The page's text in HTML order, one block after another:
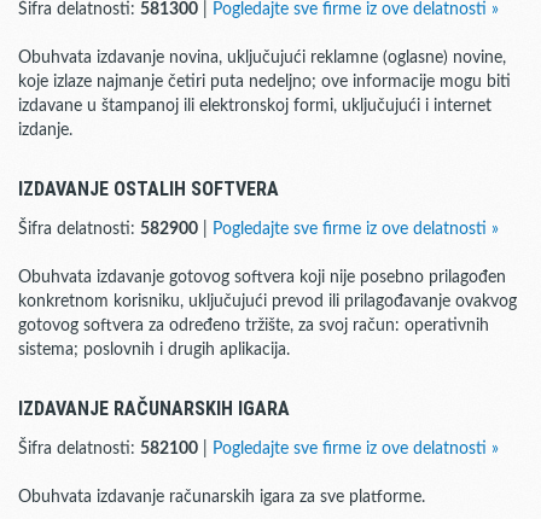
Šifra delatnosti: 581300 Pogledajte sve firme iz ove delatnosti »
Obuhvata izdavanje novina, uključujući reklamne (oglasne) novine,
koje izlaze najmanje četiri puta nedeljno; ove informacije mogu biti
izdavane u štampanoj ili elektronskoj formi, uključujući i internet
izdanje.
IZDAVANJE OSTALIH SOFTVERA
Šifra delatnosti: 582900 Pogledajte sve firme iz ove delatnosti »
Obuhvata izdavanje gotovog softvera koji nije posebno prilagođen
konkretnom korisniku, uključujući prevod ili prilagođavanje ovakvog
gotovog softvera za određeno tržište, za svoj račun: operativnih
sistema; poslovnih i drugih aplikacija.
IZDAVANJE RAČUNARSKIH IGARA
Šifra delatnosti: 582100 Pogledajte sve firme iz ove delatnosti »
Obuhvata izdavanje računarskih igara za sve platforme.